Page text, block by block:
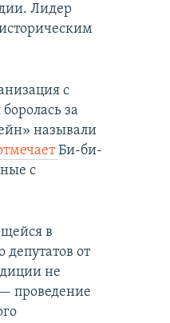
Лидер
с
за
называли
Би-би-
с
в
от
не
проведение